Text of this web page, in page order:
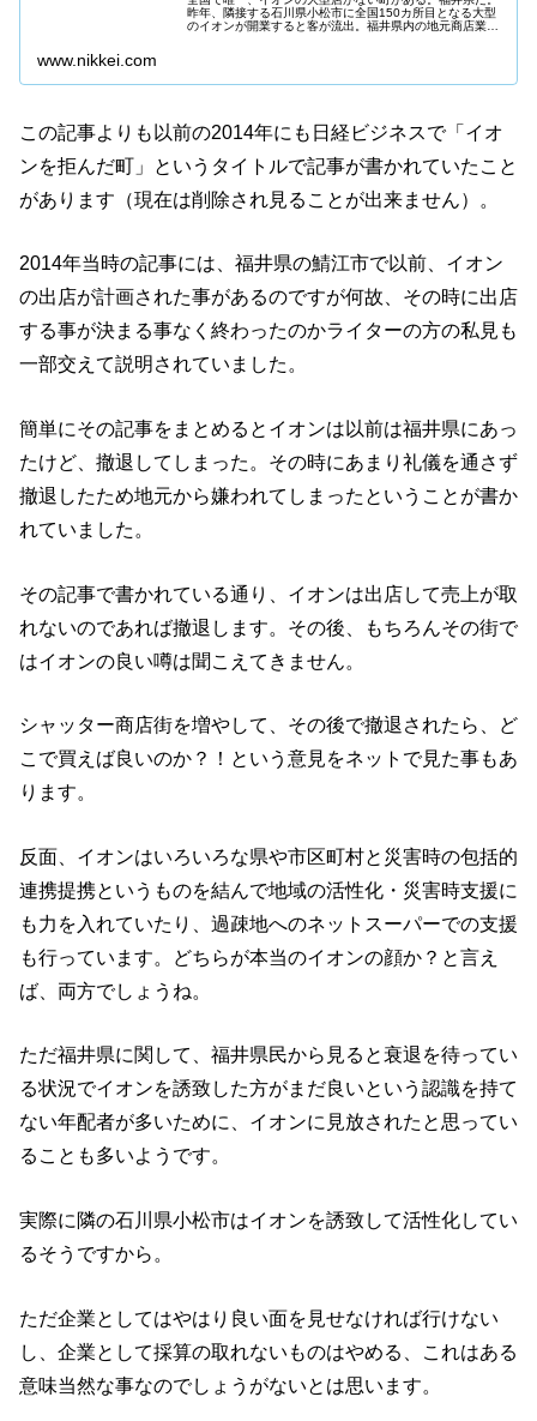
昨年、隣接する石川県小松市に全国150カ所目となる大型
のイオンが開業すると客が流出。福井県内の地元商店業者
www.nikkei.com
この記事よりも以前の2014年にも日経ビジネスで「イオ
ンを拒んだ町」というタイトルで記事が書かれていたこと
があります（現在は削除され見ることが出来ません）。
2014年当時の記事には、福井県の鯖江市で以前、イオン
の出店が計画された事があるのですが何故、その時に出店
する事が決まる事なく終わったのかライターの方の私見も
一部交えて説明されていました。
簡単にその記事をまとめるとイオンは以前は福井県にあっ
たけど、撤退してしまった。その時にあまり礼儀を通さず
撤退したため地元から嫌われてしまったということが書か
れていました。
その記事で書かれている通り、イオンは出店して売上が取
れないのであれば撤退します。その後、もちろんその街で
はイオンの良い噂は聞こえてきません。
シャッター商店街を増やして、その後で撤退されたら、ど
こで買えば良いのか？！という意見をネットで見た事もあ
ります。
反面、イオンはいろいろな県や市区町村と災害時の包括的
連携提携というものを結んで地域の活性化・災害時支援に
も力を入れていたり、過疎地へのネットスーパーでの支援
も行っています。どちらが本当のイオンの顔か？と言え
ば、両方でしょうね。
ただ福井県に関して、福井県民から見ると衰退を待ってい
る状況でイオンを誘致した方がまだ良いという認識を持て
ない年配者が多いために、イオンに見放されたと思ってい
ることも多いようです。
実際に隣の石川県小松市はイオンを誘致して活性化してい
るそうですから。
ただ企業としてはやはり良い面を見せなければ行けない
し、企業として採算の取れないものはやめる、これはある
意味当然な事なのでしょうがないとは思います。